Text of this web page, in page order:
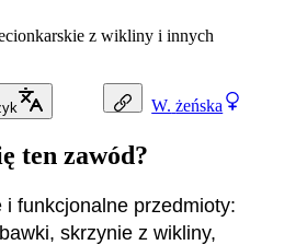
W. żeńska
z wikliny i innych
ten zawód?
i funkcjonalne przedmioty:
skrzynie z wikliny,